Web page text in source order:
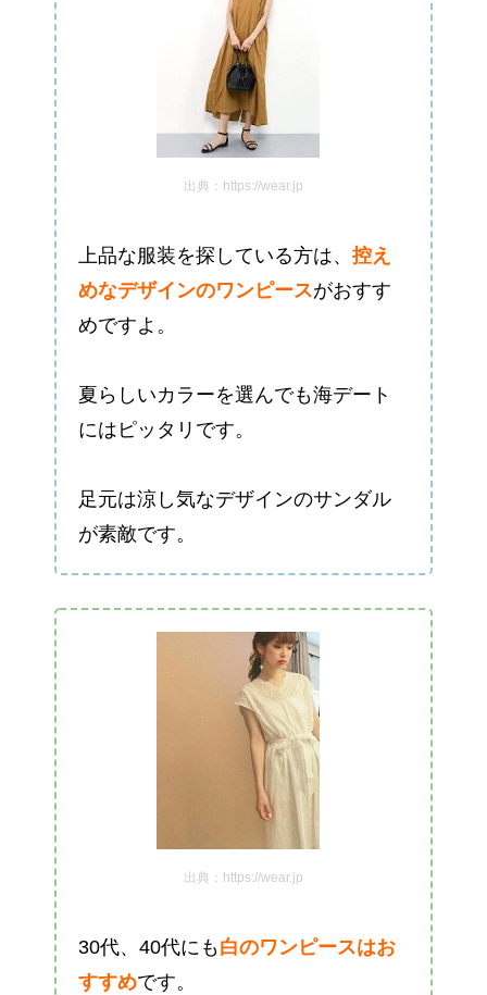
出典：https://wear.jp
上品な服装を探している方は、 控え
めなデザインのワンピースがおすす
めですよ。
夏らしいカラーを選んでも海デート
にはピッタリです。
足元は涼し気なデザインのサンダル
が素敵です。
出典：https://wear.jp
30代、40代にも白のワンピースはお
すすめです。